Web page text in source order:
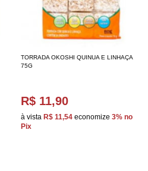
TORRADA OKOSHI QUINUA E LINHAÇA
75G
R$ 11,90
à vista R$ 11,54 economize 3% no
Pix